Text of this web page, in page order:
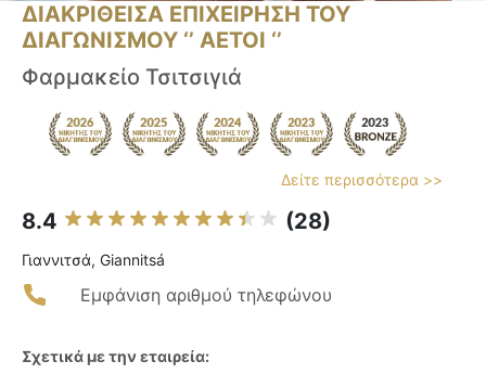
ΔΙΑΚΡΙΘΕΙΣΑ ΕΠΙΧΕΙΡΗΣΗ ΤΟΥ
ΔΙΑΓΩΝΙΣΜΟΥ ‘’ ΑΕΤΟΙ ‘’
Φαρμακείο Τσιτσιγιά
Δείτε περισσότερα >>
8.4 (28)
Γιαννιτσά, Giannitsá
Εμφάνιση αριθμού τηλεφώνου
Σχετικά με την εταιρεία: